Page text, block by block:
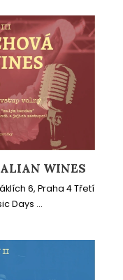
WINES
6, Praha 4 Třetí
Days ...